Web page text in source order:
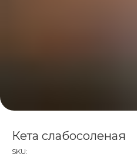
Кета слабосоленая
SKU: